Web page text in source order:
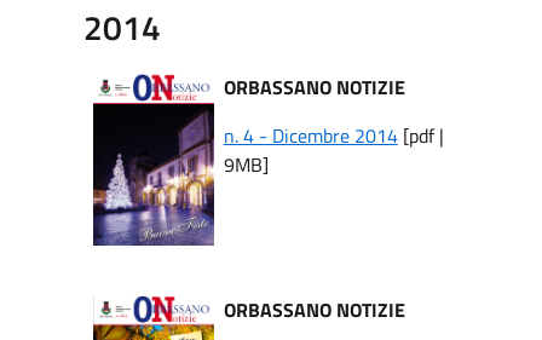
2014
ORBASSANO NOTIZIE
n. 4 - Dicembre 2014[pdf |
9MB]
ORBASSANO NOTIZIE